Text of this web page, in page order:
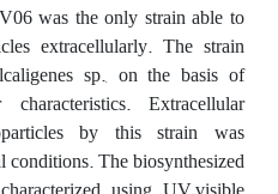
was the only strain able to
extracellularly. The strain
sp., on the basis of
Extracellular
by this strain was
The biosynthesized